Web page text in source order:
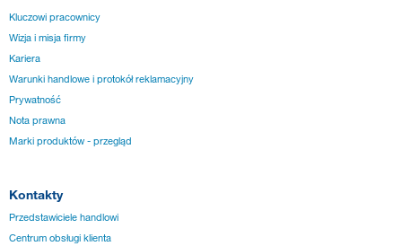
Kluczowi pracownicy
Wizja i misja firmy
Kariera
Warunki handlowe i protokół reklamacyjny
Prywatność
Nota prawna
Marki produktów - przegląd
Kontakty
Przedstawiciele handlowi
Centrum obsługi klienta